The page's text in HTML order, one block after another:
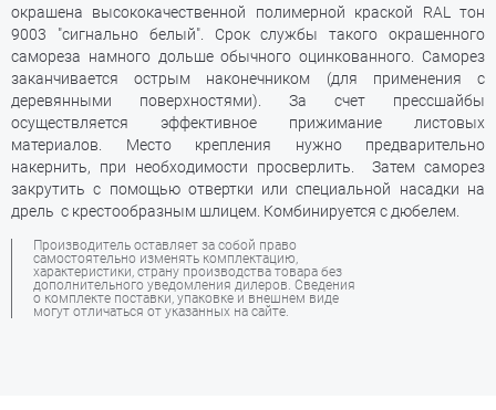
окрашена высококачественной полимерной краской RAL тон
9003 "сигнально белый". Срок службы такого окрашенного
самореза намного дольше обычного оцинкованного. Саморез
заканчивается острым наконечником (для применения с
деревянными поверхностями). За счет прессшайбы
осуществляется эффективное прижимание листовых
материалов. Место крепления нужно предварительно
накернить, при необходимости просверлить. Затем саморез
закрутить с помощью отвертки или специальной насадки на
дрель с крестообразным шлицем. Комбинируется с дюбелем.
Производитель оставляет за собой право
самостоятельно изменять комплектацию,
характеристики, страну производства товара без
дополнительного уведомления дилеров. Сведения
о комплекте поставки, упаковке и внешнем виде
могут отличаться от указанных на сайте.